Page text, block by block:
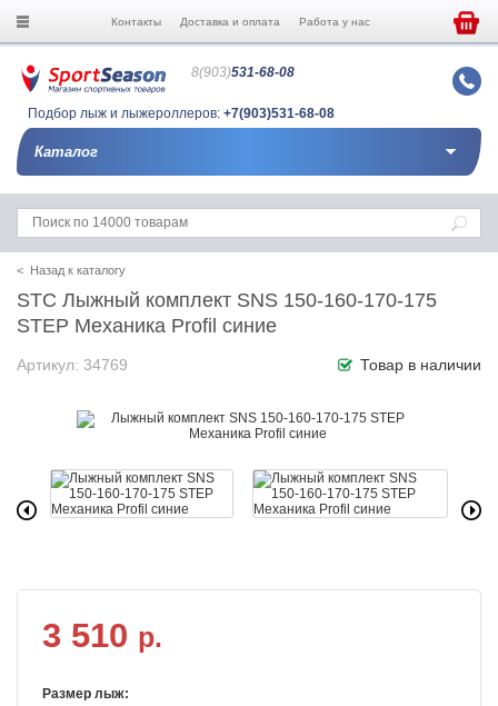
Контакты Доставка и оплата Работа у нас
8(903)531-68-08
Подбор лыж и лыжероллеров: +7(903)531-68-08
Каталог
< Назад к каталогу
STC Лыжный комплект SNS 150-160-170-175
STEP Механика Profil синие
Артикул: 34769 Товар в наличии
3 510 р.
Размер лыж: